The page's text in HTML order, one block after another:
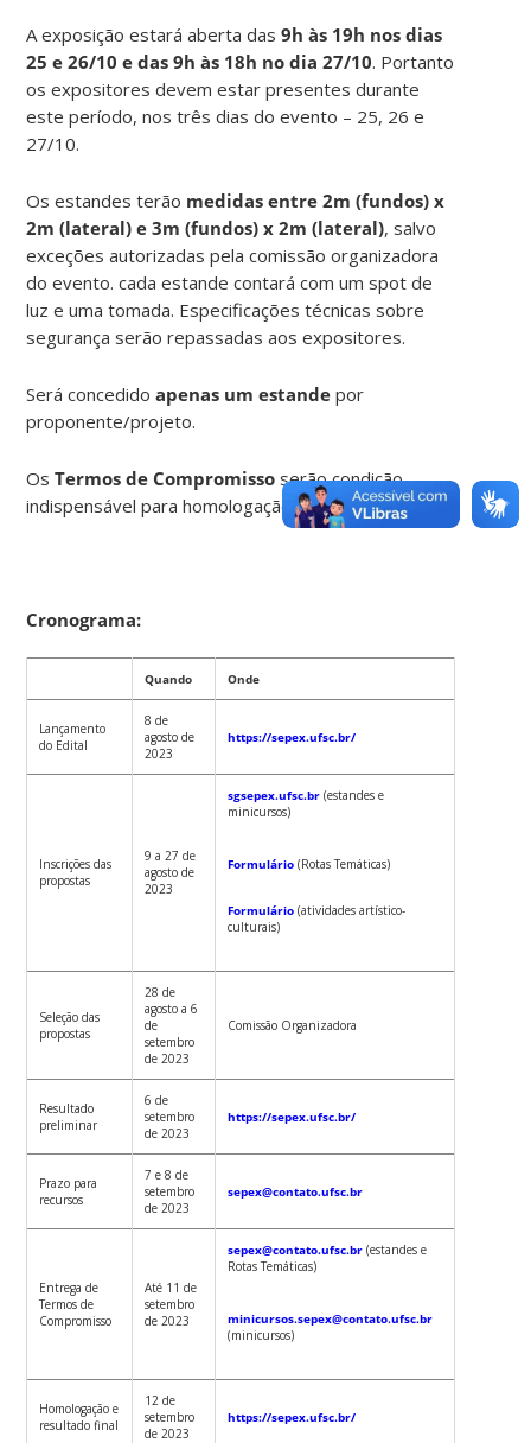
A exposição estará aberta das9h às 19h nos dias
25 e 26/10 e das 9h às 18h no dia 27/10. Portanto
os expositores devem estar presentes durante
este período, nos três dias do evento – 25, 26 e
27/10.
Os estandes terão medidas entre 2m (fundos) x
2m (lateral) e 3m (fundos) x 2m (lateral), salvo
exceções autorizadas pela comissão organizadora
do evento. cada estande contará com um spot de
luz e uma tomada. Especificações técnicas sobre
segurança serão repassadas aos expositores.
Será concedidoapenas um estande por
proponente/projeto.
OsTermos de Compromisso serão condição
indispensável para homologação das inscrições.
Cronograma:
Quando Onde
Lançamento
do Edital
8 de
agosto de
2023
https://sepex.ufsc.br/
Inscrições das
propostas
9 a 27 de
agosto de
2023
sgsepex.ufsc.br (estandes e
minicursos)
Formulário (Rotas Temáticas)
Formulário (atividades artístico-
culturais)
Seleção das
propostas
28 de
agosto a 6
de
setembro
de 2023
Comissão Organizadora
Resultado
preliminar
6 de
setembro
de 2023
https://sepex.ufsc.br/
Prazo para
recursos
7 e 8 de
setembro
de 2023
sepex@contato.ufsc.br
Entrega de
Termos de
Compromisso
Até 11 de
setembro
de 2023
sepex@contato.ufsc.br (estandes e
Rotas Temáticas)
minicursos.sepex@contato.ufsc.br
(minicursos)
Homologação e
resultado final
12 de
setembro
de 2023
https://sepex.ufsc.br/